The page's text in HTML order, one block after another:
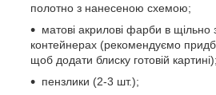
полотно з нанесеною схемою;
матові акрилові фарби в щільно
контейнерах (рекомендуємо
щоб додати блиску готовій картині);
пензлики (2-3 шт.);